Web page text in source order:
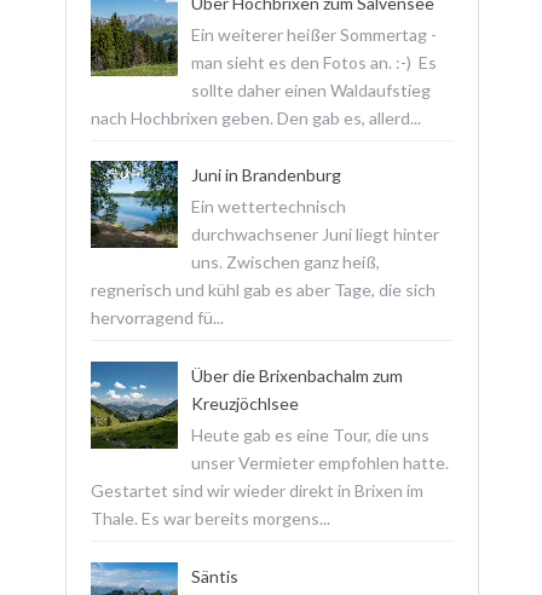
Ein weiterer heißer Sommertag -
man sieht es den Fotos an. :-) Es
sollte daher einen Waldaufstieg
nach Hochbrixen geben. Den gab es, allerd...
Juni in Brandenburg
Ein wettertechnisch
durchwachsener Juni liegt hinter
uns. Zwischen ganz heiß,
regnerisch und kühl gab es aber Tage, die sich
hervorragend fü...
Über die Brixenbachalm zum
Kreuzjöchlsee
Heute gab es eine Tour, die uns
unser Vermieter empfohlen hatte.
Gestartet sind wir wieder direkt in Brixen im
Thale. Es war bereits morgens...
Säntis